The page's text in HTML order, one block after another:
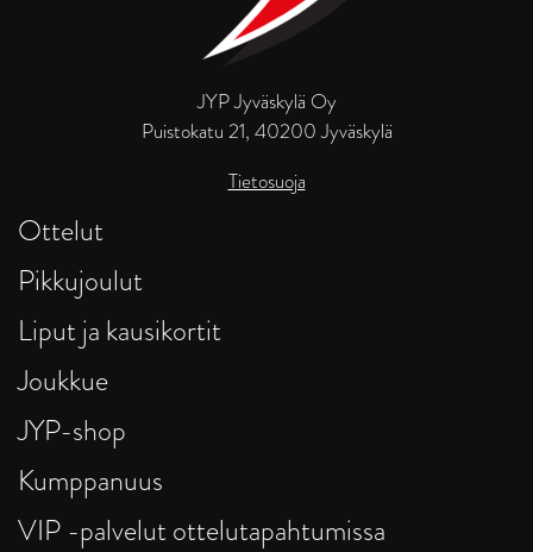
JYP Jyväskylä Oy
Puistokatu 21, 40200 Jyväskylä
Tietosuoja
Ottelut
Pikkujoulut
Liput ja kausikortit
Joukkue
JYP-shop
Kumppanuus
VIP -palvelut ottelutapahtumissa